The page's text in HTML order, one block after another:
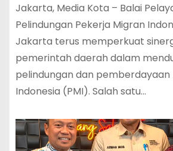
Jakarta, Media Kota – Balai
Pelindungan Pekerja Migran
Jakarta terus memperkuat
pemerintah daerah dalam
pelindungan dan pemberdayaan
Indonesia (PMI). Salah satu…